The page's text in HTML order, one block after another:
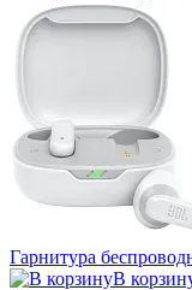
Гарнитура
В